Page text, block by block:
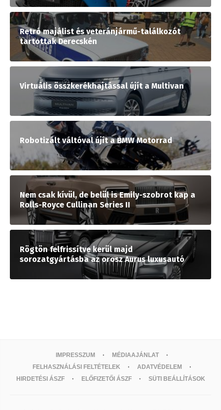
Retró majálist és veteránjármű-találkozót
tartottak Derecskén
Virtuális összkerékhajtással újít a Multivan
Robotizált váltóval újít a BMW Motorrad
Nem csak kívül, de belül is Emily-szobrot kap a
Rolls-Royce Cullinan Series II
Rögtön felfrissítve kerül majd
sorozatgyártásba az orosz Aurus luxusautó
IMPRESSZUM
MÉDIAAJÁNLAT
FELHASZNÁLÁSI FELTÉTELEK
ADATVÉDELEM
HIRDETÉSI ÁSZF
ELŐFIZETŐI ÁSZF SÜTI BEÁLLÍTÁSOK